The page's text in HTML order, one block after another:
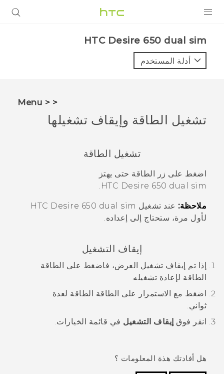
VIVE
VIVERSE
أجهزة HTC والملحقات
HTC Desire 650 dual sim‎
أدلة المستخدم
< < Menu
تشغيل الطاقة وإيقاف تشغيلها
تشغيل الطاقة
اضغط على زر الطاقة حتى يهتز
HTC Desire 650 dual sim
.
ملاحظة: عند تشغيل HTC Desire 650 dual sim
لأول مرة، ستحتاج إلى إعداده.
إيقاف التشغيل
إذا تم إيقاف تشغيل العرض، فاضغط على الطاقة
الطاقة لإعادة تشغيله.
اضغط مع الاستمرار على الطاقة الطاقة لعدة
ثواني.
انقر فوق إيقاف التشغيل في قائمة الخيارات.
هل أفادتك هذة المعلومات ؟